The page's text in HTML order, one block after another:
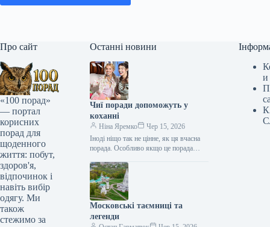
Про сайт
«100 порад»
— портал
корисних
порад для
щоденного
життя: побут,
здоров'я,
відпочинок і
навіть вибір
одягу. Ми
також
стежимо за
Останні новини
Чиї поради допоможуть у
коханні
Ніна Яремко
Чер 15, 2026
Іноді ніщо так не цінне, як ця вчасна
порада. Особливо якщо це порада
косметолога, тренера, стиліста…
Московські таємниці та
легенди
и